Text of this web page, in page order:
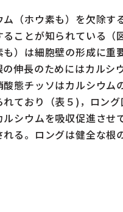
（ホウ素も）を欠除す
ることが知られている（
も）は細胞壁の形成に重
の伸長のためにはカルシ
態チッソはカルシウム
れており（表５)，ロン
ルシウムを吸収促進させ
れる。ロングは健全な根